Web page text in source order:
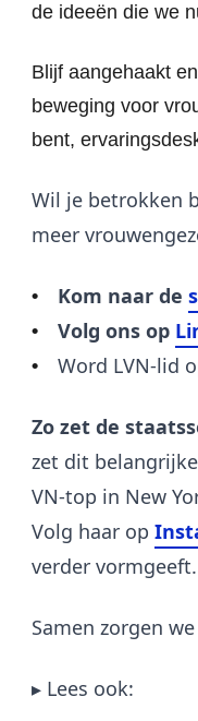
de ideeën die we
Blijf aangehaakt
beweging voor
bent,
Wil je betrokken
meer
Kom naar de
Volg ons op
Word LVN-lid
Zo zet de
zet dit
VN-top in New
Volg haar op
verder vormgeeft.
Samen zorgen
▸ Lees ook: